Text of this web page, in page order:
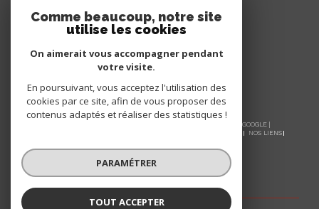
Se connecter
© 2026 | TOUS DROITS RÉSERVÉS | TRADUCTION POWERED BY GOOGLE |
NOS LIENS
Comme beaucoup, notre site
utilise les cookies
On aimerait vous accompagner pendant
votre visite.
En poursuivant, vous acceptez l'utilisation des
cookies par ce site, afin de vous proposer des
contenus adaptés et réaliser des statistiques !
PARAMÉTRER
TOUT ACCEPTER